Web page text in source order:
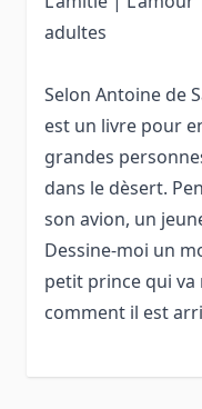
adultes
Selon Antoine de
est un livre pour
grandes
dans le dèsert.
son avion, un
Dessine-moi un
petit prince qui
comment il est